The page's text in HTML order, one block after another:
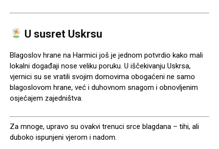
U susret Uskrsu
Blagoslov hrane na Harmici još je jednom potvrdio kako mali
lokalni događaji nose veliku poruku. U iščekivanju Uskrsa,
vjernici su se vratili svojim domovima obogaćeni ne samo
blagoslovom hrane, već i duhovnom snagom i obnovljenim
osjećajem zajedništva.
Za mnoge, upravo su ovakvi trenuci srce blagdana – tihi, ali
duboko ispunjeni vjerom i nadom.